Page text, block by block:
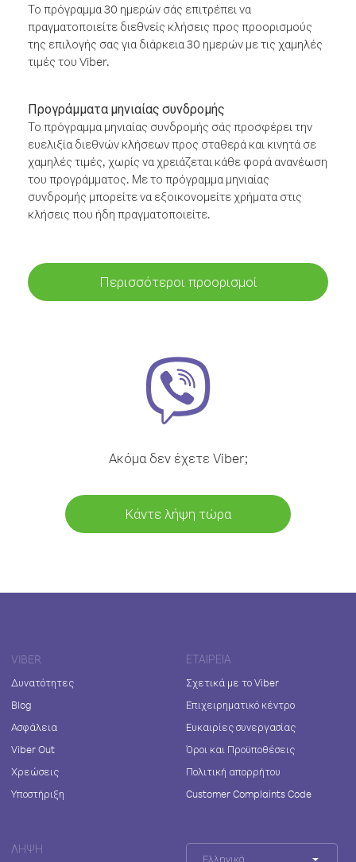
Το πρόγραμμα 30 ημερών σάς επιτρέπει να
πραγματοποιείτε διεθνείς κλήσεις προς προορισμούς
της επιλογής σας για διάρκεια 30 ημερών με τις χαμηλές
τιμές του Viber.
Προγράμματα μηνιαίας συνδρομής
Το πρόγραμμα μηνιαίας συνδρομής σάς προσφέρει την
ευελιξία διεθνών κλήσεων προς σταθερά και κινητά σε
χαμηλές τιμές, χωρίς να χρειάζεται κάθε φορά ανανέωση
του προγράμματος. Με το πρόγραμμα μηνιαίας
συνδρομής μπορείτε να εξοικονομείτε χρήματα στις
κλήσεις που ήδη πραγματοποιείτε.
Περισσότεροι προορισμοί
Ακόμα δεν έχετε Viber;
Κάντε λήψη τώρα
VIBER
Δυνατότητες
Blog
Ασφάλεια
Viber Out
Χρεώσεις
Υποστήριξη
ΕΤΑΙΡΕΊΑ
Σχετικά με το Viber
Επιχειρηματικό κέντρο
Ευκαιρίες συνεργασίας
Όροι και Προϋποθέσεις
Πολιτική απορρήτου
Customer Complaints Code
ΛΉΨΗ
Ελληνικά